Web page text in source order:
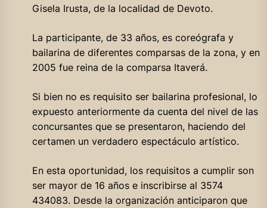
Gisela Irusta, de la localidad de Devoto.
La participante, de 33 años, es coreógrafa y
bailarina de diferentes comparsas de la zona, y en
2005 fue reina de la comparsa Itaverá.
Si bien no es requisito ser bailarina profesional, lo
expuesto anteriormente da cuenta del nivel de las
concursantes que se presentaron, haciendo del
certamen un verdadero espectáculo artístico.
En esta oportunidad, los requisitos a cumplir son
ser mayor de 16 años e inscribirse al 3574
434083. Desde la organización anticiparon que